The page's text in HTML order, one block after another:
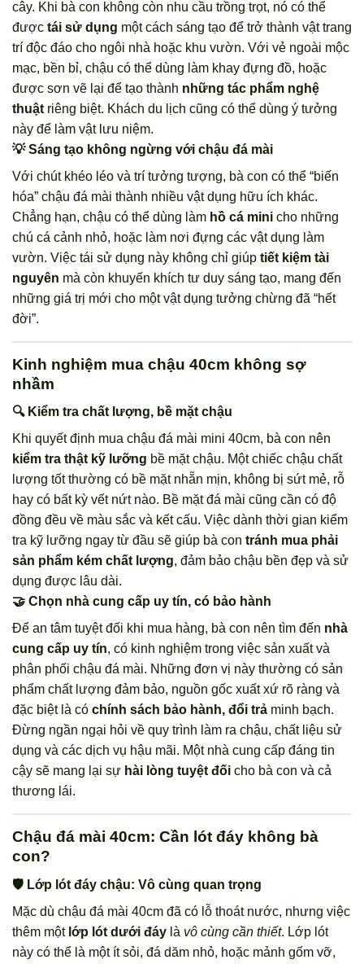
cây. Khi bà con không còn nhu cầu trồng trọt, nó có thể
được tái sử dụng một cách sáng tạo để trở thành vật trang
trí độc đáo cho ngôi nhà hoặc khu vườn. Với vẻ ngoài mộc
mạc, bền bỉ, chậu có thể dùng làm khay đựng đồ, hoặc
được sơn vẽ lại để tạo thành những tác phẩm nghệ
thuật riêng biệt. Khách du lịch cũng có thể dùng ý tưởng
này để làm vật lưu niệm.
💡 Sáng tạo không ngừng với chậu đá mài
Với chút khéo léo và trí tưởng tượng, bà con có thể “biến
hóa” chậu đá mài thành nhiều vật dụng hữu ích khác.
Chẳng hạn, chậu có thể dùng làm hồ cá mini cho những
chú cá cảnh nhỏ, hoặc làm nơi đựng các vật dụng làm
vườn. Việc tái sử dụng này không chỉ giúp tiết kiệm tài
nguyên mà còn khuyến khích tư duy sáng tạo, mang đến
những giá trị mới cho một vật dụng tưởng chừng đã “hết
đời”.
Kinh nghiệm mua chậu 40cm không sợ
nhầm
🔍 Kiểm tra chất lượng, bề mặt chậu
Khi quyết định mua chậu đá mài mini 40cm, bà con nên
kiểm tra thật kỹ lưỡng bề mặt chậu. Một chiếc chậu chất
lượng tốt thường có bề mặt nhẵn mịn, không bị sứt mẻ, rỗ
hay có bất kỳ vết nứt nào. Bề mặt đá mài cũng cần có độ
đồng đều về màu sắc và kết cấu. Việc dành thời gian kiểm
tra kỹ lưỡng ngay từ đầu sẽ giúp bà con tránh mua phải
sản phẩm kém chất lượng, đảm bảo chậu bền đẹp và sử
dụng được lâu dài.
🤝 Chọn nhà cung cấp uy tín, có bảo hành
Để an tâm tuyệt đối khi mua hàng, bà con nên tìm đến nhà
cung cấp uy tín, có kinh nghiệm trong việc sản xuất và
phân phối chậu đá mài. Những đơn vị này thường có sản
phẩm chất lượng đảm bảo, nguồn gốc xuất xứ rõ ràng và
đặc biệt là có chính sách bảo hành, đổi trả minh bạch.
Đừng ngần ngại hỏi về quy trình làm ra chậu, chất liệu sử
dụng và các dịch vụ hậu mãi. Một nhà cung cấp đáng tin
cậy sẽ mang lại sự hài lòng tuyệt đối cho bà con và cả
thương lái.
Chậu đá mài 40cm: Cần lót đáy không bà
con?
🛡️ Lớp lót đáy chậu: Vô cùng quan trọng
Mặc dù chậu đá mài 40cm đã có lỗ thoát nước, nhưng việc
thêm một lớp lót dưới đáy là vô cùng cần thiết. Lớp lót
này có thể là một ít sỏi, đá dăm nhỏ, hoặc mảnh gốm vỡ,